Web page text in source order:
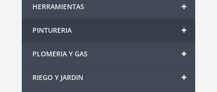
+
HERRAMIENTAS
+
PINTURERIA
+
PLOMERIA Y GAS
+
RIEGO Y JARDIN